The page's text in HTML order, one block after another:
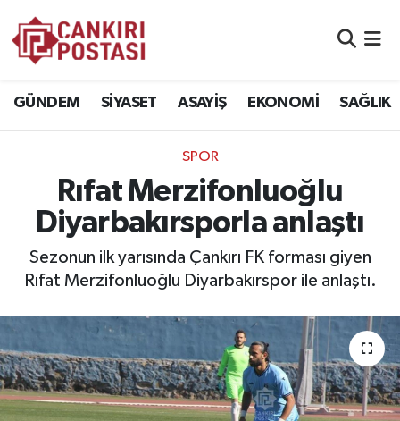
GÜNDEM SİYASET ASAYİŞ EKONOMİ SAĞLIK
SPOR
Rıfat Merzifonluoğlu
Diyarbakırsporla anlaştı
Sezonun ilk yarısında Çankırı FK forması giyen
Rıfat Merzifonluoğlu Diyarbakırspor ile anlaştı.
EKONOMİ
SAĞLIK
YAŞAM
Trafik Durumu
Süper Lig Puan Durumu ve Fikstür
Son Dakika Haberleri
Haber Arşivi